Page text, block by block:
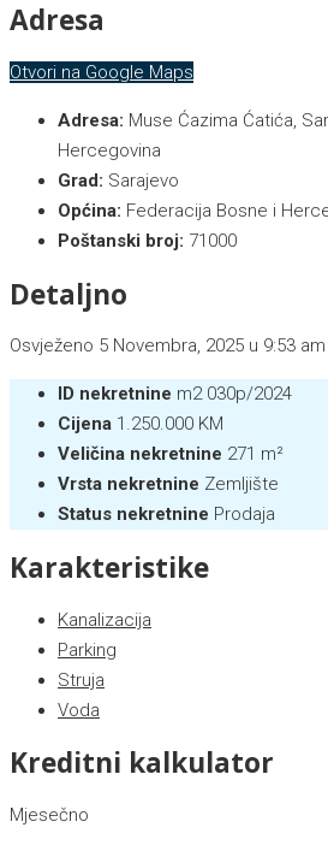
Adresa
Otvori na Google Maps
Adresa: Muse Ćazima Ćatića,
Hercegovina
Grad: Sarajevo
Općina: Federacija Bosne i
Poštanski broj: 71000
Detaljno
Osvježeno 5 Novembra, 2025 u 9:53 am
ID nekretnine m2 030p/2024
Cijena 1.250.000 KM
Veličina nekretnine 271 m²
Vrsta nekretnine Zemljište
Status nekretnine Prodaja
Karakteristike
Kanalizacija
Parking
Struja
Voda
Kreditni kalkulator
Mjesečno